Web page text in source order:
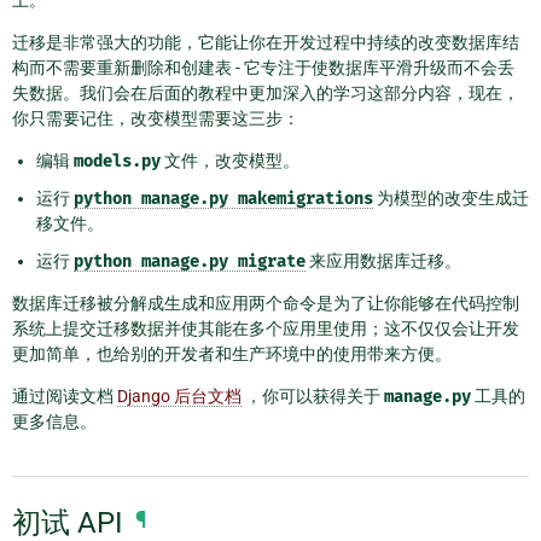
迁移是非常强大的功能，它能让你在开发过程中持续的改变数据库结
构而不需要重新删除和创建表 - 它专注于使数据库平滑升级而不会丢
失数据。我们会在后面的教程中更加深入的学习这部分内容，现在，
你只需要记住，改变模型需要这三步：
编辑models.py文件，改变模型。
运行 python manage.py makemigrations 为模型的改变生成迁
移文件。
运行 python manage.py migrate来应用数据库迁移。
数据库迁移被分解成生成和应用两个命令是为了让你能够在代码控制
系统上提交迁移数据并使其能在多个应用里使用；这不仅仅会让开发
更加简单，也给别的开发者和生产环境中的使用带来方便。
通过阅读文档 Django 后台文档 ，你可以获得关于manage.py工具的
更多信息。
初试 API ¶